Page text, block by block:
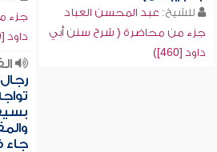
للشيخ: عبد المحسن العباد
جزء من محاضرة ( شرح سنن أبي
داود [460])
جزء
داود [479])
جاء